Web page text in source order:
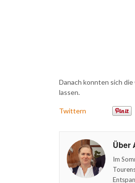
Danach konnten sich
lassen.
Twittern
Über
Im